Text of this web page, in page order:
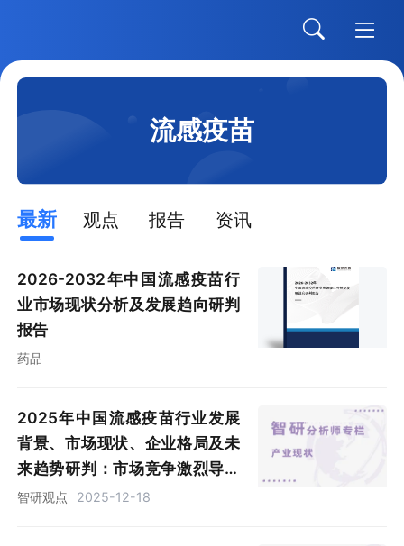
流感疫苗
最新 观点 报告 资讯
2026-2032年中国流感疫苗行
业市场现状分析及发展趋向研判
报告
药品
2025年中国流感疫苗行业发展
背景、市场现状、企业格局及未
来趋势研判：市场竞争激烈导致
价格战爆发，四价流感疫苗占主
智研观点 2025-12-18